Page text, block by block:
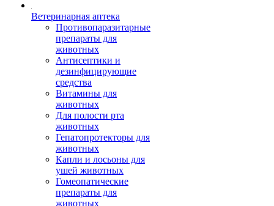
Ветеринарная аптека
Противопаразитарные
препараты для
животных
Антисептики и
дезинфицирующие
средства
Витамины для
животных
Для полости рта
животных
Гепатопротекторы для
животных
Капли и лосьоны для
ушей животных
Гомеопатические
препараты для
животных